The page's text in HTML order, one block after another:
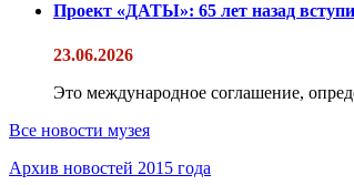
Проект «ДАТЫ»: 65 лет назад
23.06.2026
Это международное соглашение,
Все новости музея
Архив новостей 2015 года